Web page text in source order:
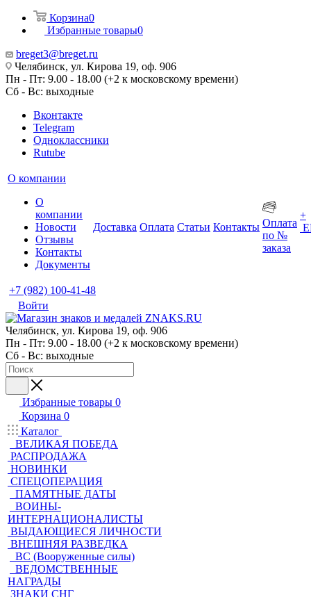
Корзина0
Избранные товары0
breget3@breget.ru
Челябинск, ул. Кирова 19, оф. 906
Пн - Пт: 9.00 - 18.00 (+2 к московскому времени)
Сб - Вс: выходные
Вконтакте
Telegram
Одноклассники
Rutube
О компании
О
компании
Новости
Отзывы
Контакты
Документы
Доставка Оплата Статьи Контакты Оплата
по №
заказа
+
+7 (982) 100-41-48
Войти
Челябинск, ул. Кирова 19, оф. 906
Пн - Пт: 9.00 - 18.00 (+2 к московскому времени)
Сб - Вс: выходные
Избранные товары 0
Корзина 0
Каталог
ВЕЛИКАЯ ПОБЕДА
РАСПРОДАЖА
НОВИНКИ
СПЕЦОПЕРАЦИЯ
ПАМЯТНЫЕ ДАТЫ
ВОИНЫ-
ИНТЕРНАЦИОНАЛИСТЫ
ВЫДАЮЩИЕСЯ ЛИЧНОСТИ
ВНЕШНЯЯ РАЗВЕДКА
ВС (Вооруженные силы)
ВЕДОМСТВЕННЫЕ
НАГРАДЫ
ЗНАКИ СНГ